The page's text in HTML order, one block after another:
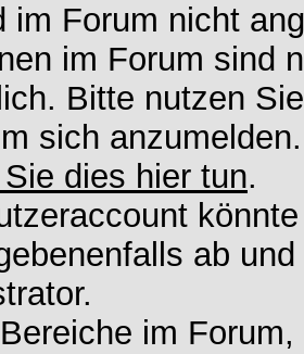
im Forum nicht
im Forum sind
Bitte nutzen
sich
dies hier tun.
ab
im